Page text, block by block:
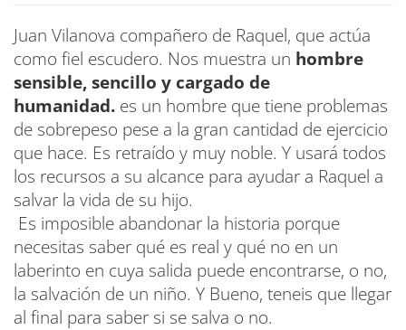
Juan Vilanova compañero de Raquel, que actúa
como fiel escudero. Nos muestra un hombre
sensible, sencillo y cargado de
humanidad. es un hombre que tiene problemas
de sobrepeso pese a la gran cantidad de ejercicio
que hace. Es retraído y muy noble. Y usará todos
los recursos a su alcance para ayudar a Raquel a
salvar la vida de su hijo.
Es imposible abandonar la historia porque
necesitas saber qué es real y qué no en un
laberinto en cuya salida puede encontrarse, o no,
la salvación de un niño. Y Bueno, teneis que llegar
al final para saber si se salva o no.